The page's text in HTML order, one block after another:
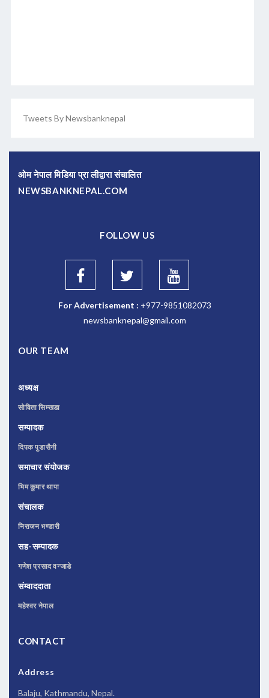
Tweets By Newsbanknepal
ओम नेपाल मिडिया प्रा लीद्वारा संचालित
NEWSBANKNEPAL.COM
FOLLOW US
For Advertisement : +977-9851082073
newsbanknepal@gmail.com
OUR TEAM
अध्यक्ष
सोविता सिम्खडा
सम्पादक
दिपक पुडासैनी
समाचार संयोजक
भिम कुमार थापा
संचालक
निराजन भण्डारी
सह-सम्पादक
गणेश प्रसाद वन्जाडे
संम्वाददाता
महेश्वर नेपाल
CONTACT
Address
Balaju, Kathmandu, Nepal.